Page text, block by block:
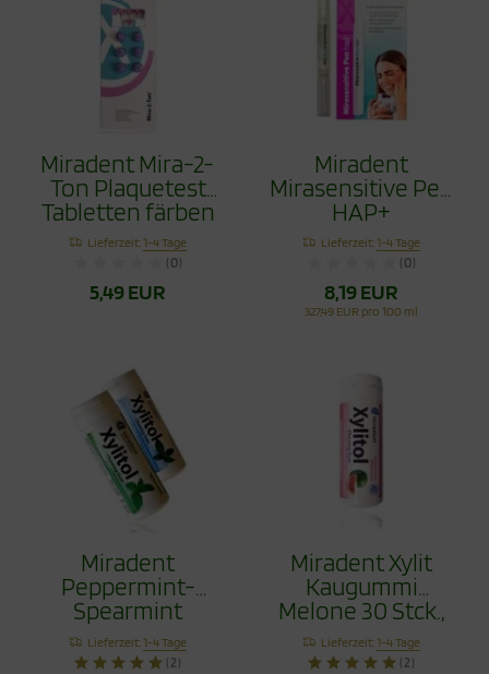
Miradent Mira-2-
Ton Plaquetest
Tabletten färben
Zahnbelege, 6
Stück
Lieferzeit:1-4 Tage
(0)
5,49 EUR
Miradent
Mirasensitive Pen
HAP+
Lieferzeit:1-4 Tage
(0)
8,19 EUR
327,49 EUR pro 100 ml
Miradent
Peppermint-
Spearmint
Kaugummi 2 Set
60 Stck.
Lieferzeit:1-4 Tage
(2)
Miradent Xylit
Kaugummi
Melone 30 Stck.,
TIO2frei
Lieferzeit:1-4 Tage
(2)